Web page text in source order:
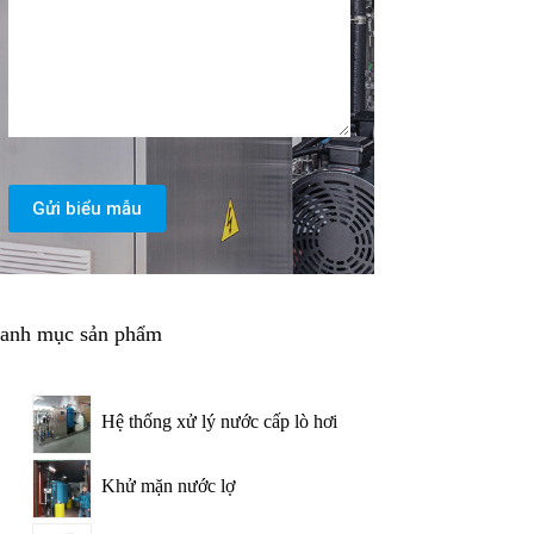
Gửi biểu mẫu
mục sản phẩm
Hệ thống xử lý nước cấp lò hơi
Khử mặn nước lợ